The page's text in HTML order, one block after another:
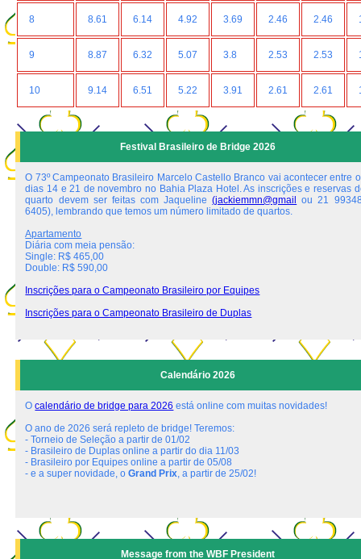
8 8.61 6.14 4.92 3.69 2.46 2.46
9 8.87 6.32 5.07 3.8 2.53 2.53
10 9.14 6.51 5.22 3.91 2.61 2.61
Festival Brasileiro de Bridge 2026
O 73º Campeonato Brasileiro Marcelo Castello Branco vai acontecer entre
dias 14 e 21 de novembro no Bahia Plaza Hotel. As inscrições e reservas
quarto devem ser feitas com Jaqueline(jackiemmn@gmail ou 21
6405), lembrando que temos um número limitado de quartos.
Apartamento
Diária com meia pensão:
Single: R$ 465,00
Double: R$ 590,00
Inscrições para o Campeonato Brasileiro por Equipes
Inscrições para o Campeonato Brasileiro de Duplas
Calendário 2026
Ocalendário de bridge para 2026 está online com muitas novidades!
O ano de 2026 será repleto de bridge! Teremos:
- Torneio de Seleção a partir de 01/02
- Brasileiro de Duplas online a partir do dia 11/03
- Brasileiro por Equipes online a partir de 05/08
- e a super novidade, oGrand Prix, a partir de 25/02!
Message from the WBF President